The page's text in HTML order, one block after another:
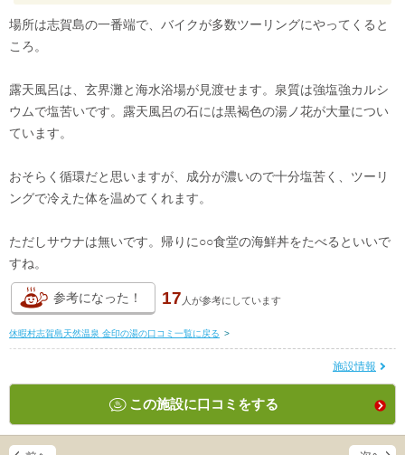
場所は志賀島の一番端で、バイクが多数ツーリングにやってくると
ころ。
露天風呂は、玄界灘と海水浴場が見渡せます。泉質は強塩強カルシ
ウムで塩苦いです。露天風呂の石には黒褐色の湯ノ花が大量につい
ています。
おそらく循環だと思いますが、成分が濃いので十分塩苦く、ツーリ
ングで冷えた体を温めてくれます。
ただしサウナは無いです。帰りに○○食堂の海鮮丼をたべるといいで
すね。
参考になった！ 17 人が参考にしています
休暇村志賀島天然温泉 金印の湯の口コミ一覧に戻る >
施設情報
この施設に口コミをする